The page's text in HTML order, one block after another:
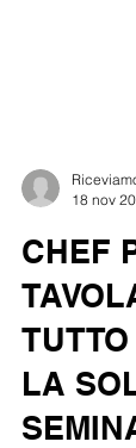
18 nov
CHEF
LA